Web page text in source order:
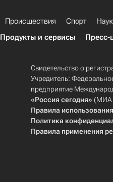
Происшествия Спорт
Продукты и сервисы Пресс-
Свидетельство о
Учредитель:
предприятие
«Россия сегодня» (МИА
Правила
Политика
Правила применения